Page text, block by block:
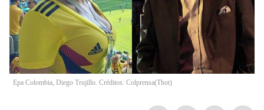
Epa Colombia, Diego Trujillo. Créditos: Colprensa(Thot)